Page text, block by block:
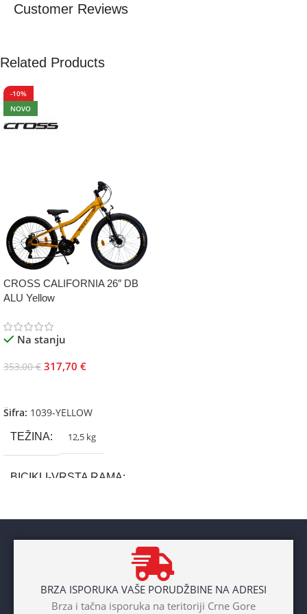
Customer Reviews
Related Products
-10%
NOVO
CROSS CALIFORNIA 26″ DB
ALU Yellow
Na stanju
353,00€ 317,70 €
Šifra: 1039-YELLOW
TEŽINA 12,5 kg
BICIKLI-VRSTA RAMA
BRZA ISPORUKA VAŠE PORUDŽBINE NA ADRESI
Brza i tačna isporuka na teritoriji Crne Gore